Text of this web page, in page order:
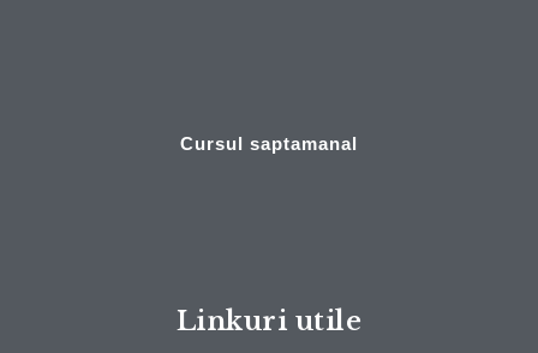
Cursul saptamanal
Linkuri utile